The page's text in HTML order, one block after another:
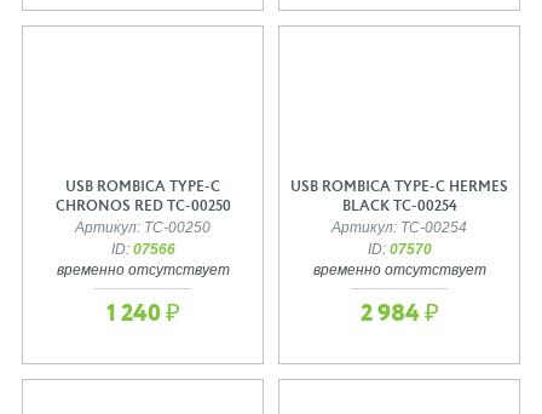
USB ROMBICA TYPE-C
CHRONOS RED TC-00250
Артикул: TC-00250
ID: 07566
временно отсутствует
1 240 ₽
USB ROMBICA TYPE-C HERMES
BLACK TC-00254
Артикул: TC-00254
ID: 07570
временно отсутствует
2 984 ₽